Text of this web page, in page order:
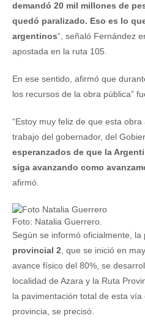
demandó 20 mil millones de
quedó paralizado. Eso es lo
argentinos“, señaló Fernández
apostada en la ruta 105.
En ese sentido, afirmó que
los recursos de la obra pública”
“Estoy muy feliz de que esta
trabajo del gobernador, del
esperanzados de que la
siga avanzando como
afirmó.
Foto: Natalia Guerrero.
Según se informó oficialmente, la
provincial 2, que se inició en
avance físico del 80%, se
localidad de Azara y la Ruta
la pavimentación total de esta
provincia, se precisó.